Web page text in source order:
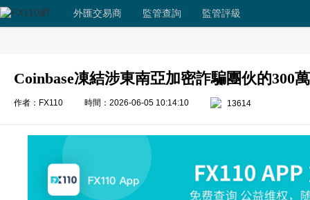
外匯交易商 監管查詢 監管評級
Coinbase凍結涉東南亞加密詐騙團伙的300
作者：FX110 時間：2026-06-05 10:14:10 13614